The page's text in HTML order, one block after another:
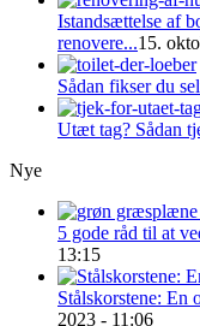
Istandsættelse af
renovere...15.
Sådan fikser du
Utæt tag? Sådan
Nye
5 gode råd til at
13:15
Stålskorstene: En
2023 - 11:06